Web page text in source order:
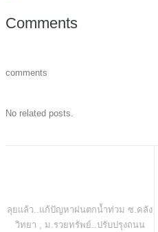
Comments
comments
No related posts.
ลุยแล้ว..แก้ปัญหาฝนตกน้ำท่วม ซ.คลัง
วิทยา , ม.รวยทรัพย์..ปรับปรุงถนน